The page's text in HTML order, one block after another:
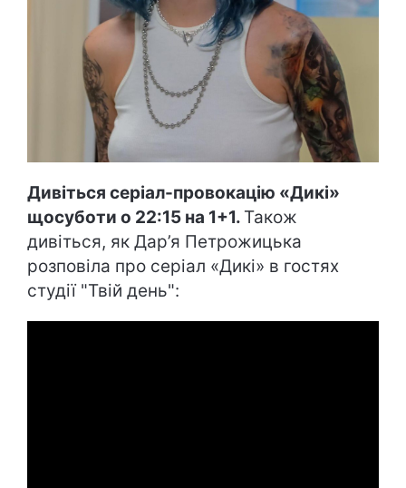
Дивіться серіал-провокацію «Дикі»
щосуботи о 22:15 на 1+1. Також
дивіться, як Дар’я Петрожицька
розповіла про серіал «Дикі» в гостях
студії "Твій день":